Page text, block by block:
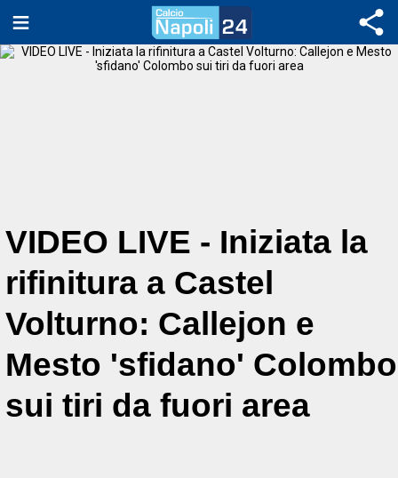
VIDEO LIVE - Iniziata la
rifinitura a Castel
Volturno: Callejon e
Mesto 'sfidano' Colombo
sui tiri da fuori area